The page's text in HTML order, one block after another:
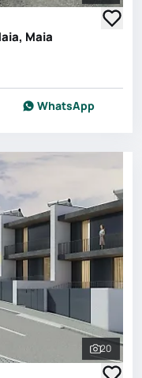
Maia
WhatsApp
Ver
20